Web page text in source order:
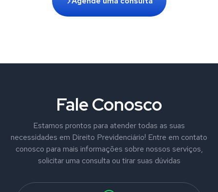
Fale Conosco
Estamos prontos para atender todas as suas
necessidades em Direito Previdenciário! Entre em contato
conosco para mais informações sobre nossos serviços,
solicitar uma consulta ou tirar suas dúvidas